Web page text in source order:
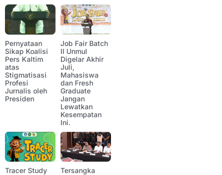
Pernyataan
Sikap Koalisi
Pers Kaltim
atas
Stigmatisasi
Profesi
Jurnalis oleh
Presiden
Job Fair Batch
II Unmul
Digelar Akhir
Juli,
Mahasiswa
dan Fresh
Graduate
Jangan
Lewatkan
Kesempatan
Ini.
Tracer Study
Tersangka